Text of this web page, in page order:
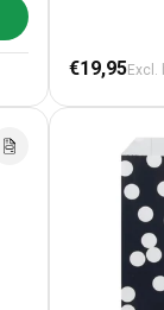
Leopard
Papieren Zakjes
toevoegen
€19,95Excl.